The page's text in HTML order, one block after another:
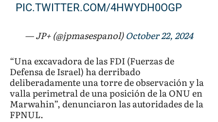
PIC.TWITTER.COM/4HWYDH0OGP
— JP+ (@jpmasespanol)October 22, 2024
“Una excavadora de las FDI (Fuerzas de
Defensa de Israel) ha derribado
deliberadamente una torre de observación y la
valla perimetral de una posición de la ONU en
Marwahin”, denunciaron las autoridades de la
FPNUL.